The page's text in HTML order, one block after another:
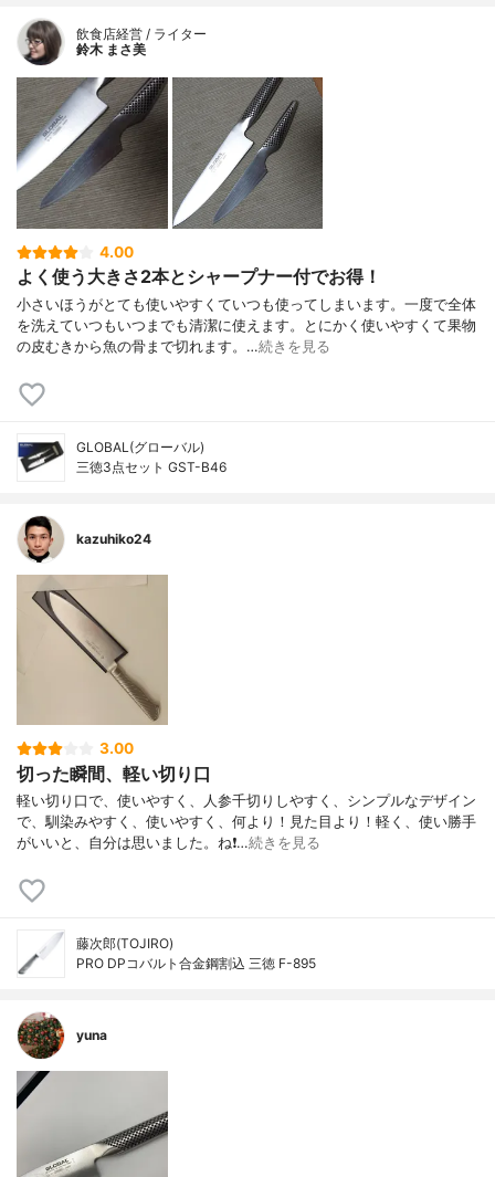
飲食店経営 / ライター
鈴木 まさ美
4.00
よく使う大きさ2本とシャープナー付でお得！
小さいほうがとても使いやすくていつも使ってしまいます。一度で全体
を洗えていつもいつまでも清潔に使えます。とにかく使いやすくて果物
の皮むきから魚の骨まで切れます。…続きを見る
GLOBAL(グローバル)
三徳3点セット GST-B46
kazuhiko24
3.00
切った瞬間、軽い切り口
軽い切り口で、使いやすく、人参千切りしやすく、シンプルなデザイン
で、馴染みやすく、使いやすく、何より！見た目より！軽く、使い勝手
がいいと、自分は思いました。ね❗…続きを見る
藤次郎(TOJIRO)
PRO DPコバルト合金鋼割込 三徳 F-895
yuna